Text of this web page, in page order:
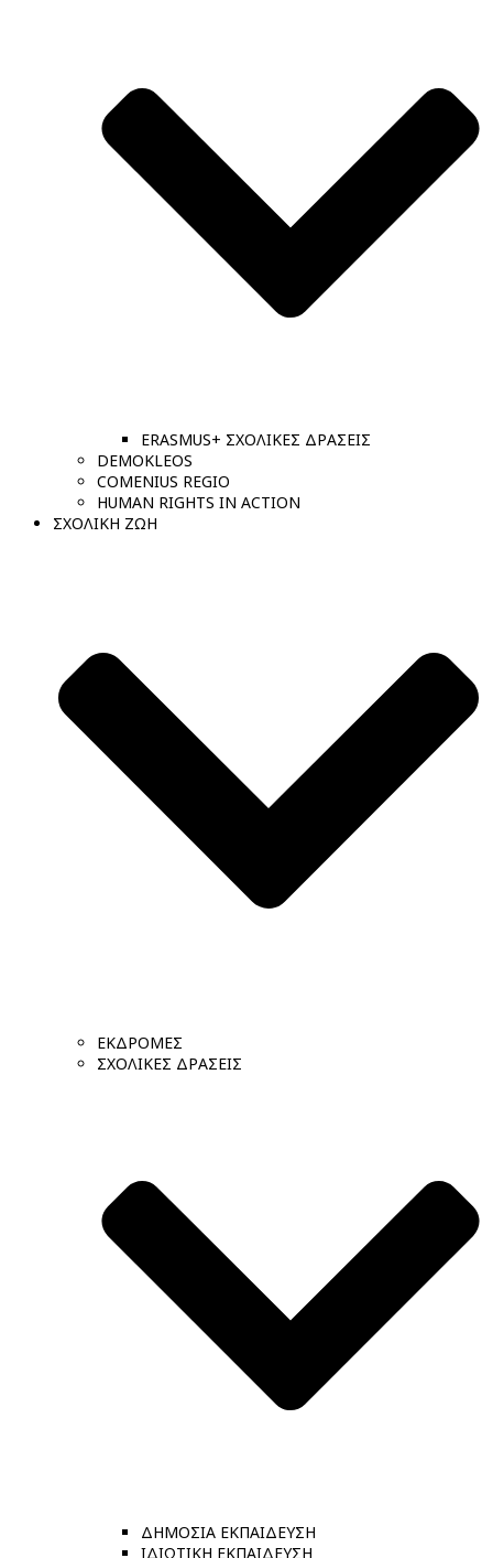
ERASMUS+ ΣΧΟΛΙΚΕΣ ΔΡΑΣΕΙΣ
DEMOKLEOS
COMENIUS REGIO
HUMAN RIGHTS IN ACTION
ΣΧΟΛΙΚΗ ΖΩΗ
ΕΚΔΡΟΜΕΣ
ΣΧΟΛΙΚΕΣ ΔΡΑΣΕΙΣ
ΔΗΜΟΣΙΑ ΕΚΠΑΙΔΕΥΣΗ
ΙΔΙΩΤΙΚΗ ΕΚΠΑΙΔΕΥΣΗ